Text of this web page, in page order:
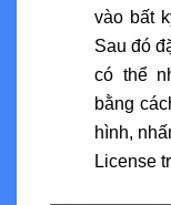
vào bất
Sau đó
có thể
bằng
hình,
License